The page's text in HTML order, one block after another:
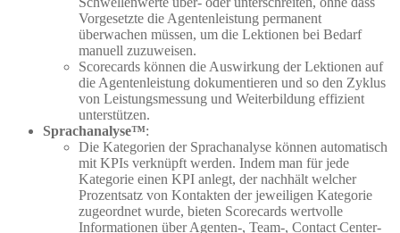
Vorgesetzte die Agentenleistung permanent
überwachen müssen, um die Lektionen bei Bedarf
manuell zuzuweisen.
Scorecards können die Auswirkung der Lektionen auf
die Agentenleistung dokumentieren und so den Zyklus
von Leistungsmessung und Weiterbildung effizient
unterstützen.
Sprachanalyse™:
Die Kategorien der Sprachanalyse können automatisch
mit KPIs verknüpft werden. Indem man für jede
Kategorie einen KPI anlegt, der nachhält welcher
Prozentsatz von Kontakten der jeweiligen Kategorie
zugeordnet wurde, bieten Scorecards wertvolle
Informationen über Agenten-, Team-, Contact Center-